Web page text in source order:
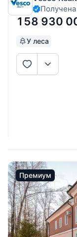
вековым лесом.
ландшафтный
158 930
У леса
Премиум